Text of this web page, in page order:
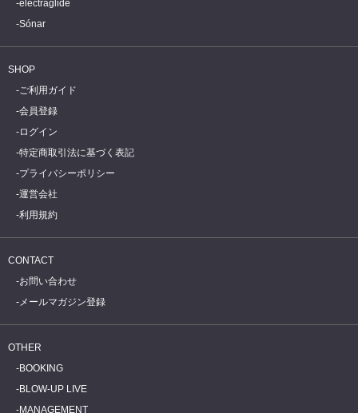
electraglide
Sónar
SHOP
ご利用ガイド
会員登録
ログイン
特定商取引法に基づく表記
プライバシーポリシー
運営会社
利用規約
CONTACT
お問い合わせ
メールマガジン登録
OTHER
BOOKING
BLOW-UP LIVE
MANAGEMENT